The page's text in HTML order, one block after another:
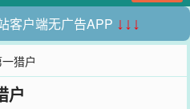
客户端无广告APP ↓↓↓
猎户
户